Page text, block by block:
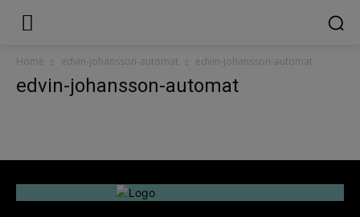
Home edvin-johansson-automat edvin-johansson-automat
edvin-johansson-automat